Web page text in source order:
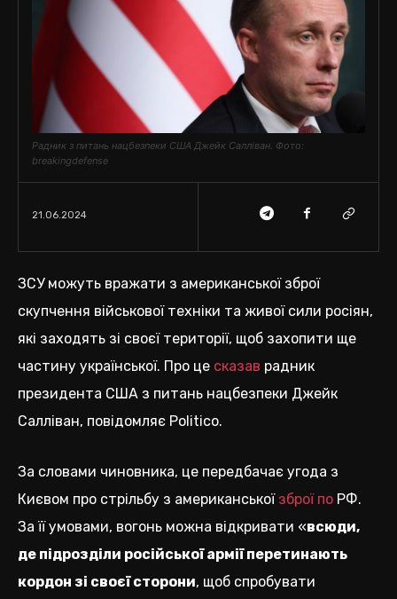
Радник з питань нацбезпеки США Джейк Салліван. Фото:
breakingdefense
21.06.2024
ЗСУ можуть вражати з американської зброї
скупчення військової техніки та живої сили росіян,
які заходять зі своєї території, щоб захопити ще
частину української. Про це сказав радник
президента США з питань нацбезпеки Джейк
Салліван, повідомляє Politico.
За словами чиновника, це передбачає угода з
Києвом про стрільбу з американськоїзброї по РФ.
За її умовами, вогонь можна відкривати «всюди,
де підрозділи російської армії перетинають
кордон зі своєї сторони, щоб спробувати